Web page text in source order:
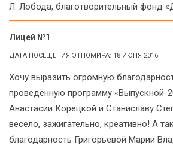
Л. Лобода, благотворительный фонд
Лицей №1
ДАТА ПОСЕЩЕНИЯ ЭТНОМИРА: 18 ИЮНЯ 2016
Хочу выразить огромную
проведённую программу «Выпускной-
Анастасии Корецкой и Станиславу
весело, зажигательно, креативно! А
благодарность Григорьевой Марии